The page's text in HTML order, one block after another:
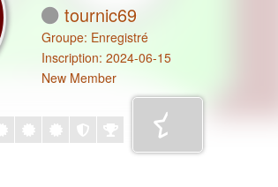
tournic69
Groupe: Enregistré
Inscription: 2024-06-15
New Member